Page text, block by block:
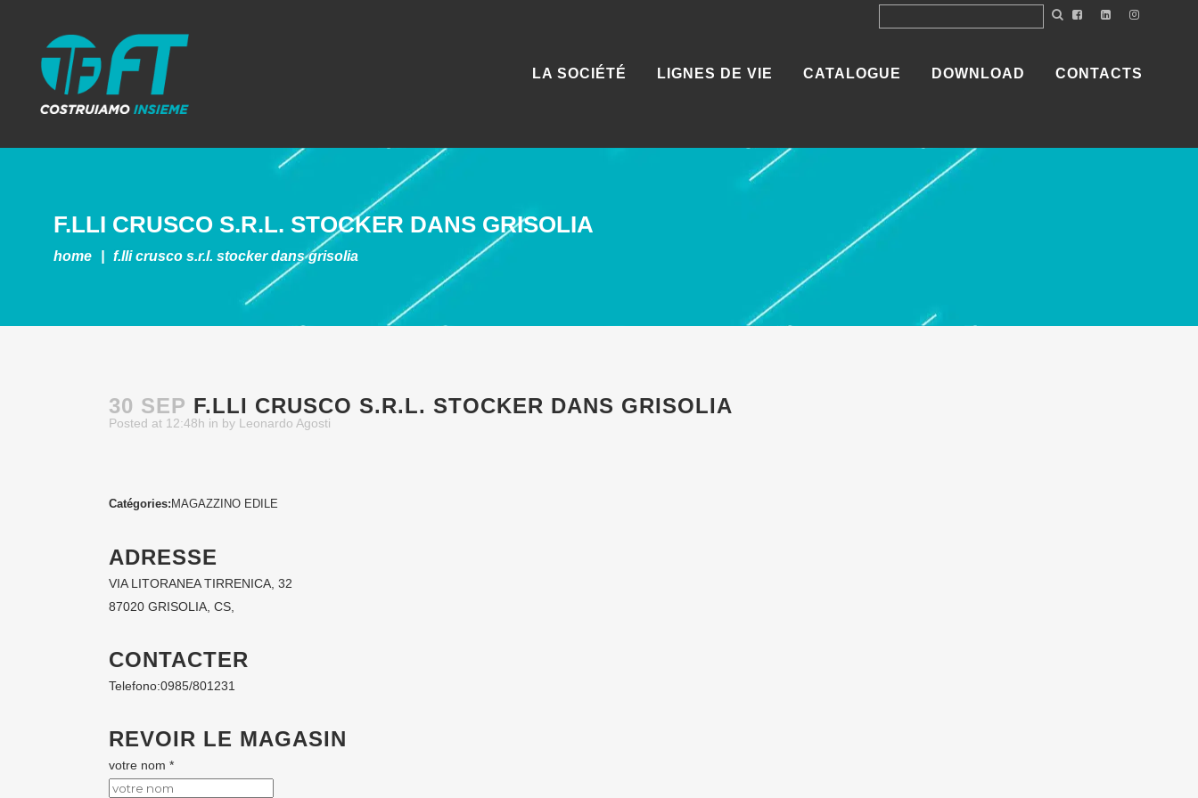
LA SOCIÉTÉ LIGNES DE VIE CATALOGUE DOWNLOAD CONTACTS
F.LLI CRUSCO S.R.L. STOCKER DANS GRISOLIA
home f.lli crusco s.r.l. stocker dans grisolia
30 SEP F.LLI CRUSCO S.R.L. STOCKER DANS GRISOLIA
Posted at 12:48h in by Leonardo Agosti
Catégories: MAGAZZINO EDILE
ADRESSE
VIA LITORANEA TIRRENICA, 32
87020 GRISOLIA, CS,
CONTACTER
Telefono:0985/801231
REVOIR LE MAGASIN
votre nom *